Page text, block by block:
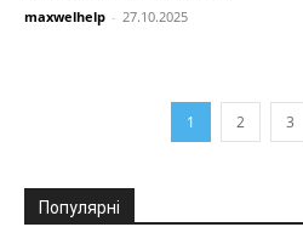
maxwelhelp - 27.10.2025
1 2 3
Популярні